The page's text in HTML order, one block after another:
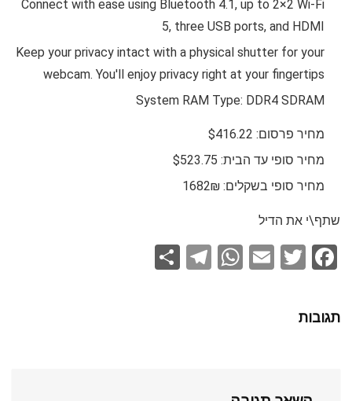
Connect with ease using Bluetooth 4.1, up to 2×2 Wi-Fi
5, three USB ports, and HDMI
Keep your privacy intact with a physical shutter for your
webcam. You'll enjoy privacy right at your fingertips
System RAM Type: DDR4 SDRAM
מחיר פרסום: $416.22
מחיר סופי עד הבית: $523.75
מחיר סופי בשקלים: 1682₪
שתף\י את הדיל
F
ce
b
T
E
W
T
תגובות